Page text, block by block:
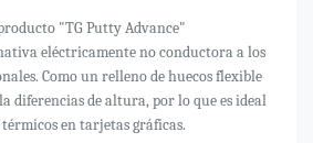
"TG Putty Advance"
eléctricamente no conductora a los
Como un relleno de huecos flexible
diferencias de altura, por lo que es ideal
en tarjetas gráficas.